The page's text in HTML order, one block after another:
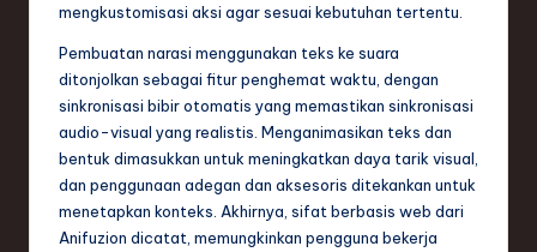
mengkustomisasi aksi agar sesuai kebutuhan tertentu.
Pembuatan narasi menggunakan teks ke suara
ditonjolkan sebagai fitur penghemat waktu, dengan
sinkronisasi bibir otomatis yang memastikan sinkronisasi
audio-visual yang realistis. Menganimasikan teks dan
bentuk dimasukkan untuk meningkatkan daya tarik visual,
dan penggunaan adegan dan aksesoris ditekankan untuk
menetapkan konteks. Akhirnya, sifat berbasis web dari
Anifuzion dicatat, memungkinkan pengguna bekerja